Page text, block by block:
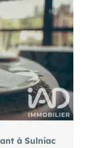
à Sulniac